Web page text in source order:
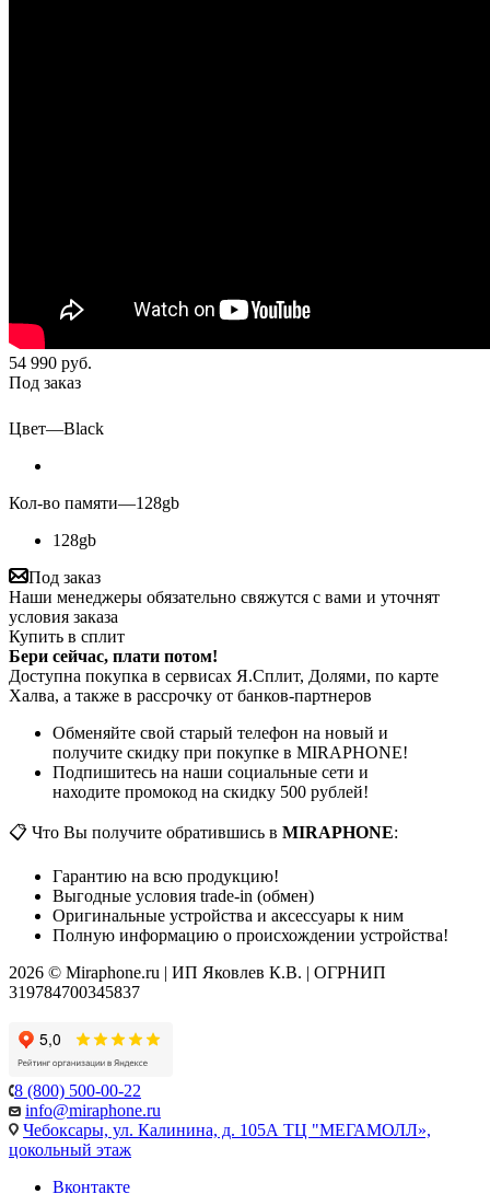
54 990 руб.
Под заказ
Цвет—Black
Кол-во памяти—128gb
128gb
Под заказ
Наши менеджеры обязательно свяжутся с вами и уточнят
условия заказа
Купить в сплит
Бери сейчас, плати потом!
Доступна покупка в сервисах Я.Сплит, Долями, по карте
Халва, а также в рассрочку от банков-партнеров
Обменяйте свой старый телефон на новый и
получите скидку при покупке в MIRAPHONE!
Подпишитесь на наши социальные сети и
находите промокод на скидку 500 рублей!
📋 Что Вы получите обратившись в MIRAPHONE:
Гарантию на всю продукцию!
Выгодные условия trade-in (обмен)
Оригинальные устройства и аксессуары к ним
Полную информацию о происхождении устройства!
2026 © Miraphone.ru | ИП Яковлев К.В. | ОГРНИП
319784700345837
8 (800) 500-00-22
info@miraphone.ru
Чебоксары, ул. Калинина, д. 105А ТЦ "МЕГАМОЛЛ»,
цокольный этаж
Вконтакте